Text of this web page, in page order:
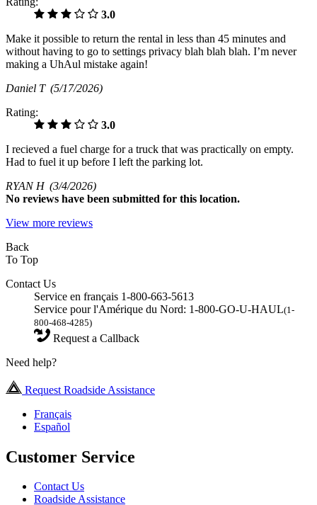
3.0
Make it possible to return the rental in less than 45 minutes and
without having to go to settings privacy blah blah blah. I’m never
making a UhAul mistake again!
Daniel T (5/17/2026)
Rating:
3.0
I recieved a fuel charge for a truck that was practically on empty.
Had to fuel it up before I left the parking lot.
RYAN H (3/4/2026)
No reviews have been submitted for this location.
View more reviews
Back
To Top
Contact Us
Service en français 1-800-663-5613
Service pour l'Amérique du Nord: 1-800-GO-U-HAUL(1-
800-468-4285)
Request a Callback
Need help?
Request Roadside Assistance
Français
Español
Customer Service
Contact Us
Roadside Assistance